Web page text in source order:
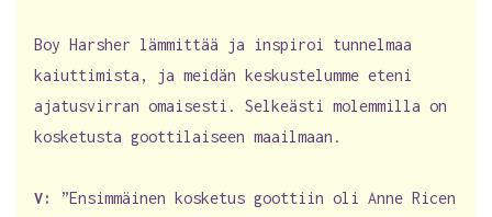
Boy Harsher lämmittää ja inspiroi tunnelmaa
kaiuttimista, ja meidän keskustelumme eteni
ajatusvirran omaisesti. Selkeästi molemmilla on
kosketusta goottilaiseen maailmaan.
V:
”Ensimmäinen kosketus goottiin oli Anne Ricen